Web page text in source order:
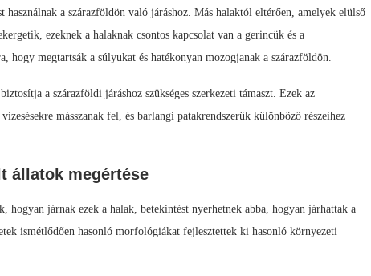
a szárazföldön való járáshoz. Más halaktól eltérően, amelyek elülső
ezeknek a halaknak csontos kapcsolat van a gerincük és a
hogy megtartsák a súlyukat és hatékonyan mozogjanak a szárazföldön.
a szárazföldi járáshoz szükséges szerkezeti támaszt. Ezek az
másszanak fel, és barlangi patakrendszerük különböző részeihez
állatok megértése
járnak ezek a halak, betekintést nyerhetnek abba, hogyan járhattak a
ismétlődően hasonló morfológiákat fejlesztettek ki hasonló környezeti